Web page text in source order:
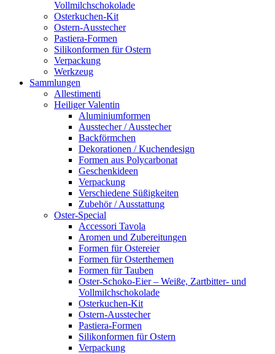
Vollmilchschokolade
Osterkuchen-Kit
Ostern-Ausstecher
Pastiera-Formen
Silikonformen für Ostern
Verpackung
Werkzeug
Sammlungen
Allestimenti
Heiliger Valentin
Aluminiumformen
Ausstecher / Ausstecher
Backförmchen
Dekorationen / Kuchendesign
Formen aus Polycarbonat
Geschenkideen
Verpackung
Verschiedene Süßigkeiten
Zubehör / Ausstattung
Oster-Special
Accessori Tavola
Aromen und Zubereitungen
Formen für Ostereier
Formen für Osterthemen
Formen für Tauben
Oster-Schoko-Eier – Weiße, Zartbitter- und
Vollmilchschokolade
Osterkuchen-Kit
Ostern-Ausstecher
Pastiera-Formen
Silikonformen für Ostern
Verpackung